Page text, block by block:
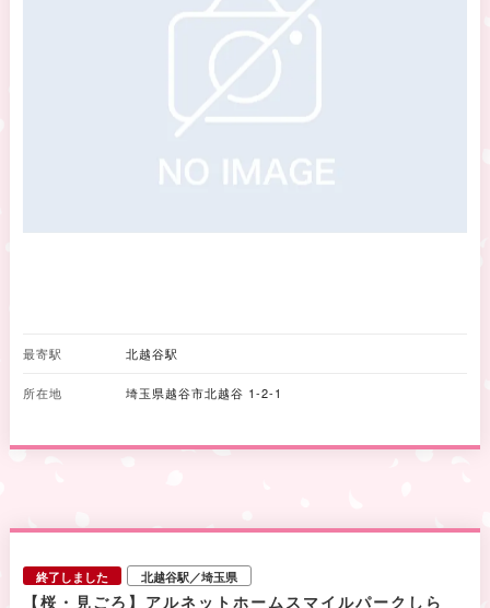
最寄駅 北越谷駅
所在地 埼玉県越谷市北越谷 1-2-1
終了しました 北越谷駅／埼玉県
【桜・見ごろ】アルネットホームスマイルパークしら